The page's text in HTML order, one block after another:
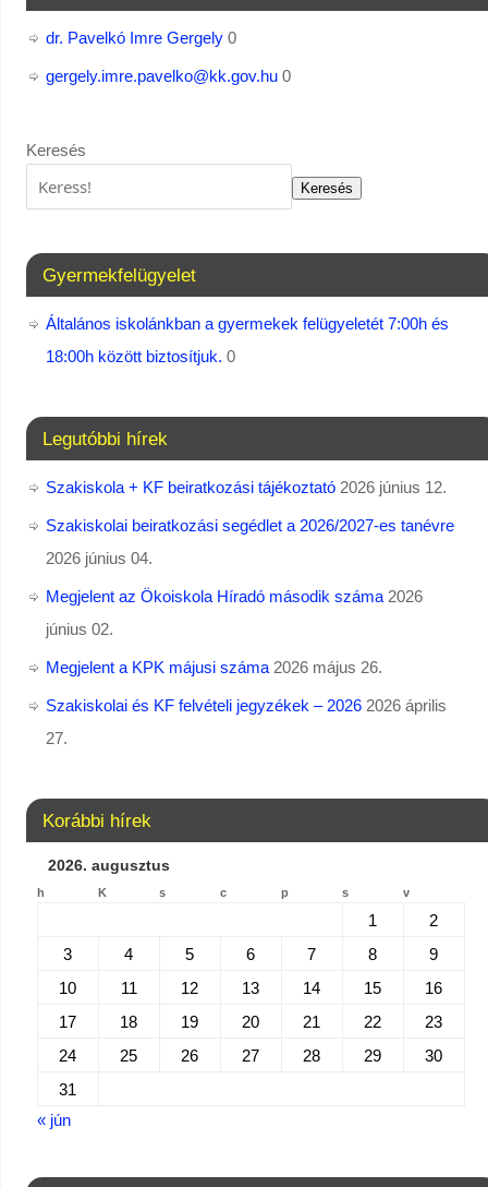
dr. Pavelkó Imre Gergely0
gergely.imre.pavelko@kk.gov.hu0
Keresés
Keresés
Gyermekfelügyelet
Általános iskolánkban a gyermekek felügyeletét 7:00h és
18:00h között biztosítjuk. 0
Legutóbbi hírek
Szakiskola + KF beiratkozási tájékoztató 2026 június 12.
Szakiskolai beiratkozási segédlet a 2026/2027-es tanévre
2026 június 04.
Megjelent az Ökoiskola Híradó második száma 2026
június 02.
Megjelent a KPK májusi száma 2026 május 26.
Szakiskolai és KF felvételi jegyzékek – 2026 2026 április
27.
Korábbi hírek
2026. augusztus
h K s c p s v
1
2
3
4 5 6 7 8
9
10
11 12 13 14 15
16
17
18 19 20 21 22
23
24
25 26 27 28 29
30
31
« jún